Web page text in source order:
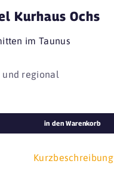
Kurhaus Ochs
im Taunus
und regional
Kurzbeschreibung
in den Warenkorb